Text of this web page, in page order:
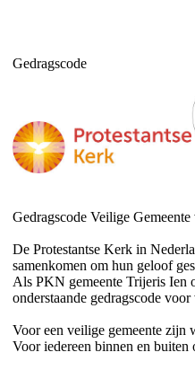
Gedragscode
Gedragscode Veilige
De Protestantse Kerk in
samenkomen om hun geloof
Als PKN gemeente Trijeris Ien
onderstaande gedragscode
Voor een veilige gemeente zijn
Voor iedereen binnen en buiten